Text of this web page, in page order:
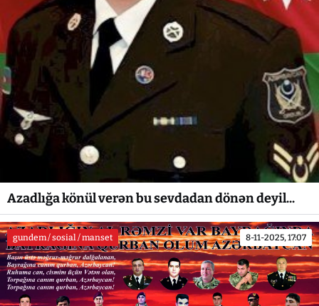
Azadlığa könül verən bu sevdadan dönən deyil...
gundem / sosial / manset 8-11-2025, 17:07